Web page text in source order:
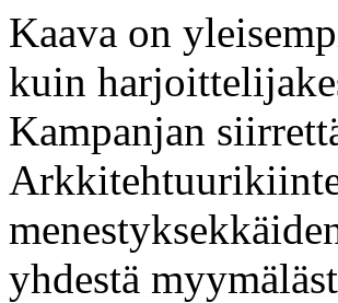
Kaava on
kuin
Kampanjan
yhdestä